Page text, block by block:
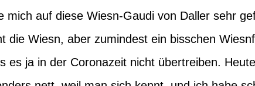
mich auf diese Wiesn-Gaudi von Daller sehr
die Wiesn, aber zumindest ein bisschen
es ja in der Coronazeit nicht übertreiben.